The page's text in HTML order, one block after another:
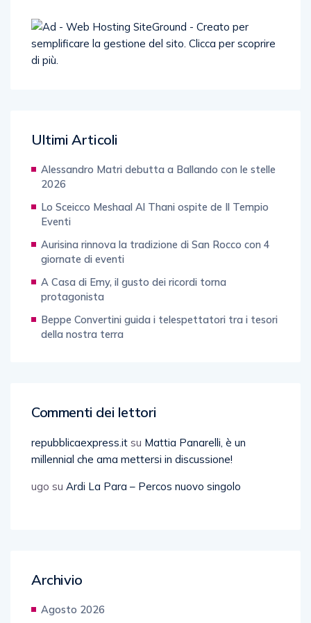
Ultimi Articoli
Alessandro Matri debutta a Ballando con le stelle
2026
Lo Sceicco Meshaal Al Thani ospite de Il Tempio
Eventi
Aurisina rinnova la tradizione di San Rocco con 4
giornate di eventi
A Casa di Emy, il gusto dei ricordi torna
protagonista
Beppe Convertini guida i telespettatori tra i tesori
della nostra terra
Commenti dei lettori
repubblicaexpress.it su Mattia Panarelli, è un
millennial che ama mettersi in discussione!
ugo su Ardi La Para – Percos nuovo singolo
Archivio
Agosto 2026